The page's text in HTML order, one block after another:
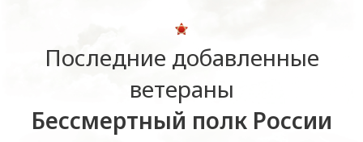
Последние добавленные
ветераны
Бессмертный полк России